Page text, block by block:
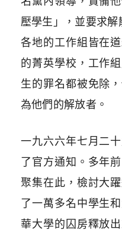
壓學生」，並要求解
各地的工作組皆在
的菁英學校，工作
生的罪名都被免除
為他們的解放者。
一九六六年七月二
了官方通知。多年
聚集在此，檢討大
了一萬多名中學生
華大學的囚房釋放